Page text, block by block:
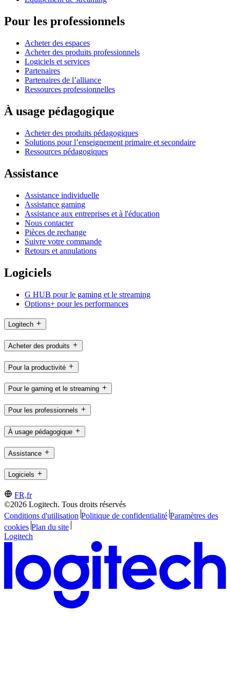
Pour les professionnels
Acheter des espaces
Acheter des produits professionnels
Logiciels et services
Partenaires
Partenaires de l’alliance
Ressources professionnelles
À usage pédagogique
Acheter des produits pédagogiques
Solutions pour l’enseignement primaire et secondaire
Ressources pédagogiques
Assistance
Assistance individuelle
Assistance gaming
Assistance aux entreprises et à l'éducation
Nous contacter
Pièces de rechange
Suivre votre commande
Retours et annulations
Logiciels
G HUB pour le gaming et le streaming
Options+ pour les performances
Logitech
Acheter des produits
Pour la productivité
Pour le gaming et le streaming
Pour les professionnels
À usage pédagogique
Assistance
Logiciels
FR,fr
©2026 Logitech. Tous droits réservés
Conditions d'utilisation Politique de confidentialité Paramètres des
cookies Plan du site
Logitech